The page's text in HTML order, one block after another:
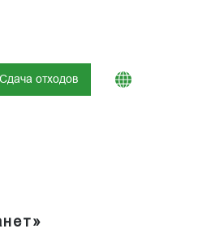
Сдача отходов